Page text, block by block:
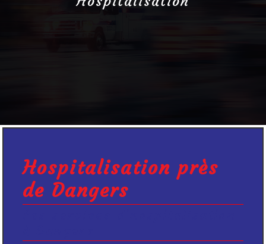
Hospitalisation près
de Dangers